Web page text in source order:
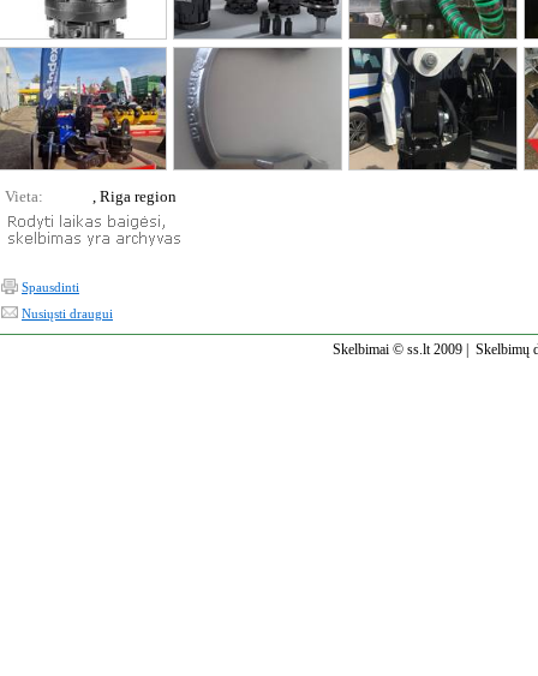
Vieta: , Riga region
Spausdinti
Nusiųsti draugui
Skelbimai © ss.lt 2009 | Skelbimų